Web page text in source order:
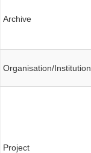
Archive
Organisation/Institution
Project